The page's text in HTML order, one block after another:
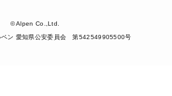
© Alpen Co.,Ltd.
ペン 愛知県公安委員会 第542549905500号